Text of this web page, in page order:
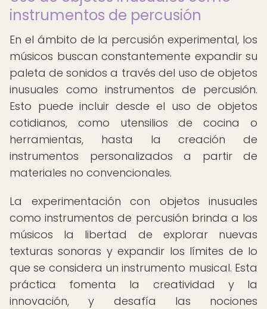
instrumentos de percusión
En el ámbito de la percusión experimental, los
músicos buscan constantemente expandir su
paleta de sonidos a través del uso de objetos
inusuales como instrumentos de percusión.
Esto puede incluir desde el uso de objetos
cotidianos, como utensilios de cocina o
herramientas, hasta la creación de
instrumentos personalizados a partir de
materiales no convencionales.
La experimentación con objetos inusuales
como instrumentos de percusión brinda a los
músicos la libertad de explorar nuevas
texturas sonoras y expandir los límites de lo
que se considera un instrumento musical. Esta
práctica fomenta la creatividad y la
innovación, y desafía las nociones